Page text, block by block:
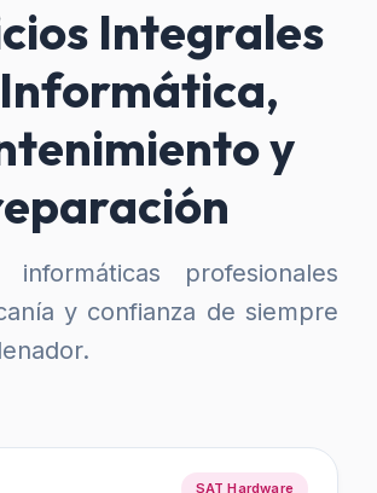
Integrales
y
informáticas profesionales
y confianza de siempre
SAT Hardware